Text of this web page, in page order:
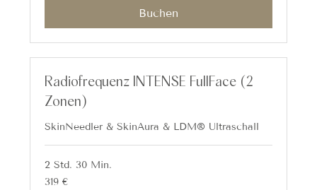
Buchen
Radiofrequenz INTENSE FullFace (2
Zonen)
SkinNeedler & SkinAura & LDM® Ultraschall
2 Std. 30 Min.
319
Euro
319 €